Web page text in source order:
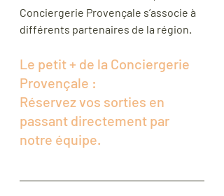
Conciergerie Provençale s’associe à
différents partenaires de la région.
Le petit + de la Conciergerie
Provençale :
Réservez vos sorties en
passant directement par
notre équipe.